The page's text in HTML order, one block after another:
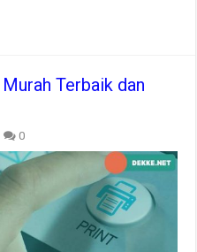
Terbaik dan
0